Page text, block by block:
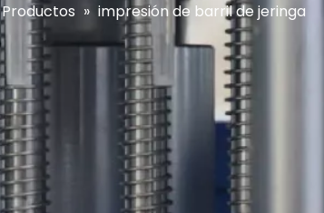
Productos » impresión de barril de jeringa